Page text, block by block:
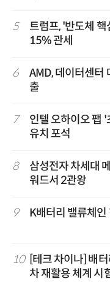
5
트럼프, '반도체 핵
15% 관세
6
AMD, 데이터센터
출
7
인텔 오하이오 팹
유치 포석
8
삼성전자 차세대
워드서 2관왕
9 K배터리 밸류체
10
[테크 차이나] 배
차 재활용 체계 시